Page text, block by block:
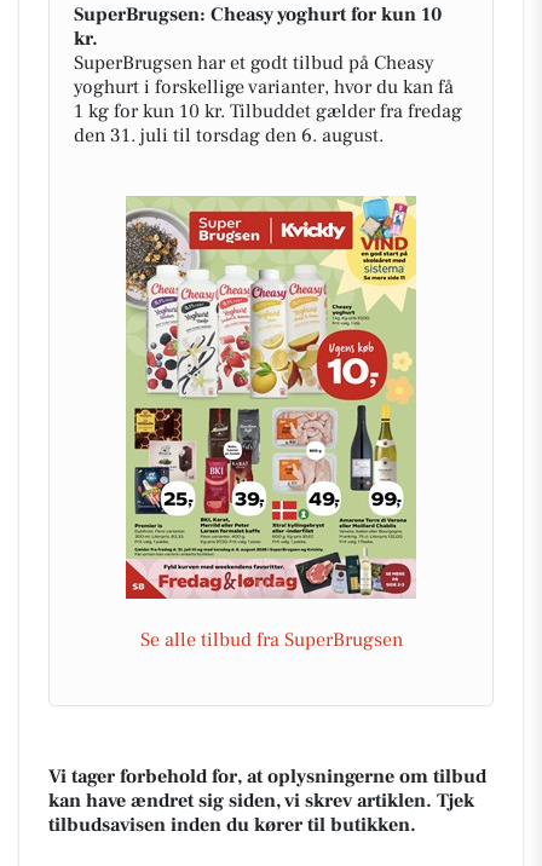
SuperBrugsen: Cheasy yoghurt for kun 10
kr.
SuperBrugsen har et godt tilbud på Cheasy
yoghurt i forskellige varianter, hvor du kan få
1 kg for kun 10 kr. Tilbuddet gælder fra fredag
den 31. juli til torsdag den 6. august.
Se alle tilbud fra SuperBrugsen
Vi tager forbehold for, at oplysningerne om tilbud
kan have ændret sig siden, vi skrev artiklen. Tjek
tilbudsavisen inden du kører til butikken.